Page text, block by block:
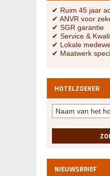
✔ Ruim 45 jaar
✔ ANVR voor
✔ SGR garantie
✔ Service &
✔ Lokale
✔ Maatwerk
HOTELZOEKER
NIEUWSBRIEF